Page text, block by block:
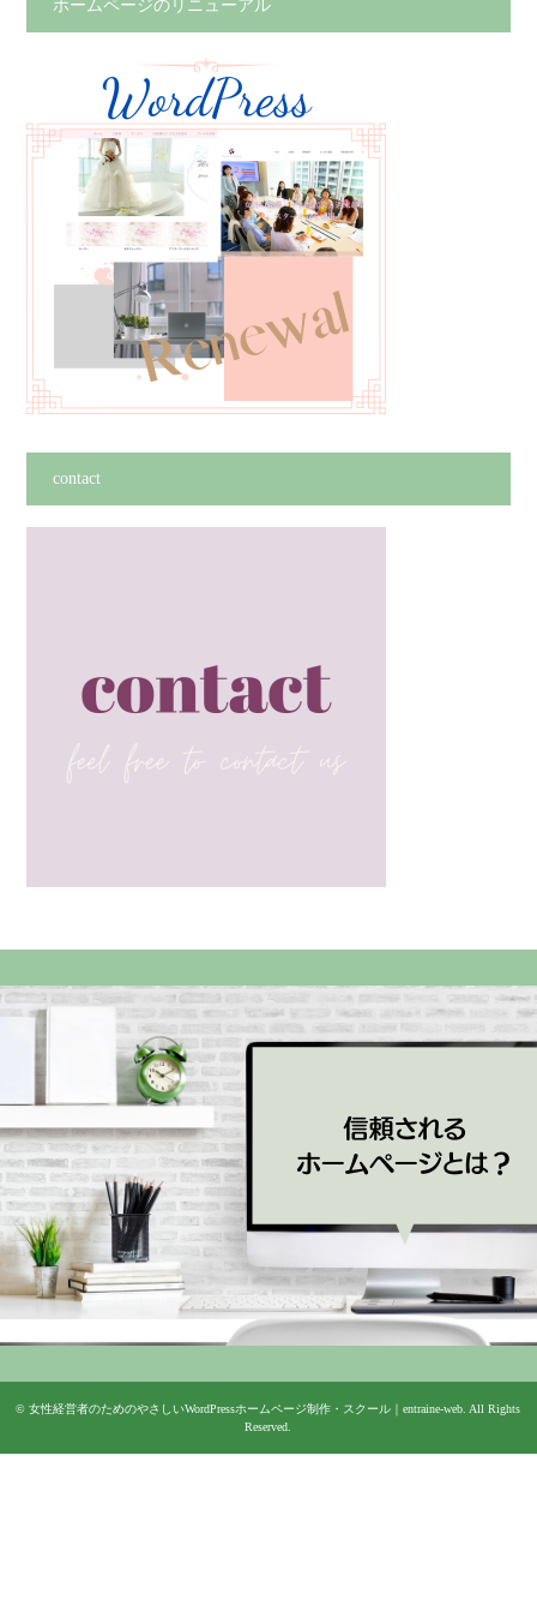
ホームページのリニューアル
contact
©女性経営者のためのやさしいWordPressホームページ制作・スクール｜entraine-web. All Rights
Reserved.